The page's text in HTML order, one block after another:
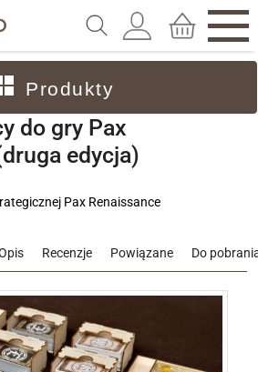
Produkty
do gry Pax
edycja)
Pax Renaissance
Recenzje Powiązane Do